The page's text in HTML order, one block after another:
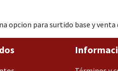
opcion para surtido base y